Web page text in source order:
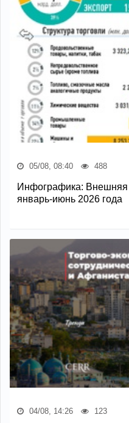
05/08, 08:40 488
Инфографика: Внешняя
январь-июнь 2026 года
04/08, 14:26 123